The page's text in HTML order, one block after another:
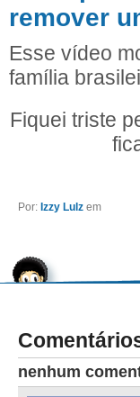
remover
Esse vídeo
família
Fiquei triste
Por: Izzy Lulz em
nenhum